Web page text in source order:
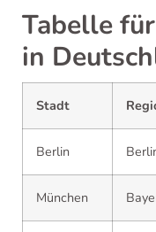
Tabelle
in
Stadt
Berlin
München